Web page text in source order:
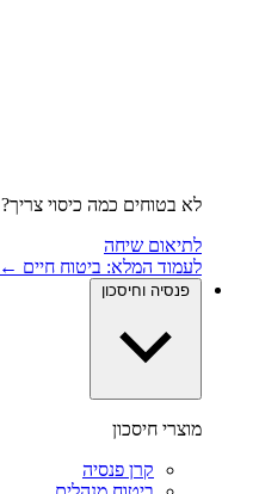
לא בטוחים כמה כיסוי צריך?
לתיאום שיחה
לעמוד המלא: ביטוח חיים ←
פנסיה וחיסכון
מוצרי חיסכון
קרן פנסיה